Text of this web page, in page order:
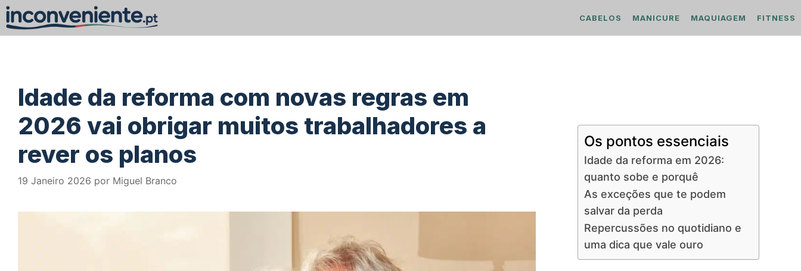
Saltar
para
CABELOS MANICURE MAQUIAGEM FITNESS
Idade da reforma com novas regras em
2026 vai obrigar muitos trabalhadores a
rever os planos
19 Janeiro 2026 por Miguel Branco
Os pontos essenciais
Idade da reforma em 2026:
quanto sobe e porquê
As exceções que te podem
salvar da perda
Repercussões no quotidiano e
uma dica que vale ouro